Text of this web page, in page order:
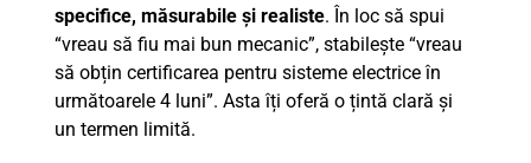
specifice, măsurabile și realiste. În loc să spui
“vreau să fiu mai bun mecanic”, stabilește “vreau
să obțin certificarea pentru sisteme electrice în
următoarele 4 luni”. Asta îți oferă o țintă clară și
un termen limită.